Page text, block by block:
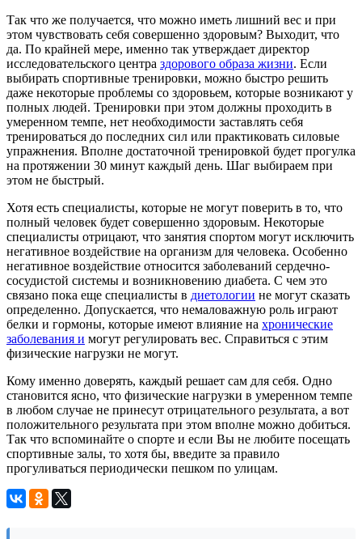
Так что же получается, что можно иметь лишний вес и при
этом чувствовать себя совершенно здоровым? Выходит, что
да. По крайней мере, именно так утверждает директор
исследовательского центра здорового образа жизни. Если
выбирать спортивные тренировки, можно быстро решить
даже некоторые проблемы со здоровьем, которые возникают у
полных людей. Тренировки при этом должны проходить в
умеренном темпе, нет необходимости заставлять себя
тренироваться до последних сил или практиковать силовые
упражнения. Вполне достаточной тренировкой будет прогулка
на протяжении 30 минут каждый день. Шаг выбираем при
этом не быстрый.
Хотя есть специалисты, которые не могут поверить в то, что
полный человек будет совершенно здоровым. Некоторые
специалисты отрицают, что занятия спортом могут исключить
негативное воздействие на организм для человека. Особенно
негативное воздействие относится заболеваний сердечно-
сосудистой системы и возникновению диабета. С чем это
связано пока еще специалисты в диетологии не могут сказать
определенно. Допускается, что немаловажную роль играют
белки и гормоны, которые имеют влияние на хронические
заболевания и могут регулировать вес. Справиться с этим
физические нагрузки не могут.
Кому именно доверять, каждый решает сам для себя. Одно
становится ясно, что физические нагрузки в умеренном темпе
в любом случае не принесут отрицательного результата, а вот
положительного результата при этом вполне можно добиться.
Так что вспоминайте о спорте и если Вы не любите посещать
спортивные залы, то хотя бы, введите за правило
прогуливаться периодически пешком по улицам.